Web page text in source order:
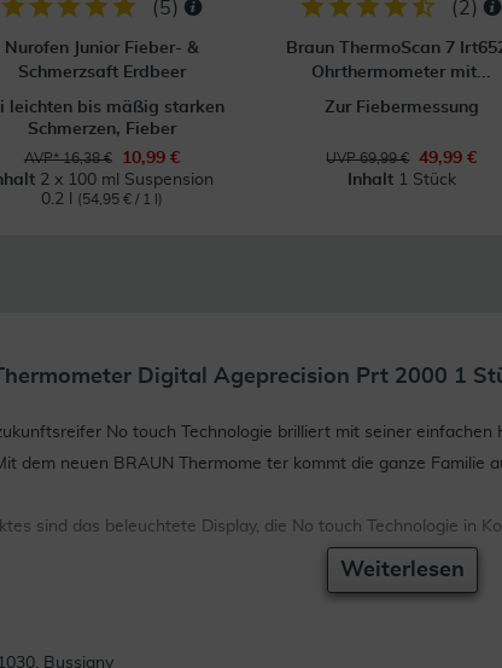
(5)
Nurofen Junior Fieber- &
Schmerzsaft Erdbeer
leichten bis mäßig starken
Schmerzen, Fieber
AVP* 16,38 €
10,99 €
2 x 100 ml Suspension
0.2 l
(54,95 € / 1 l)
(2 )
Braun ThermoScan 7
Ohrthermometer mit...
Zur Fiebermessung
UVP 69,99 €
49,99 €
Inhalt 1 Stück
Digital Ageprecision Prt 2000 1
No touch Technologie brilliert mit seiner
dem neuen BRAUN Thermome ter kommt die ganze Familie
sind das beleuchtete Display, die No touch Technologie in
Weiterlesen
Bussigny